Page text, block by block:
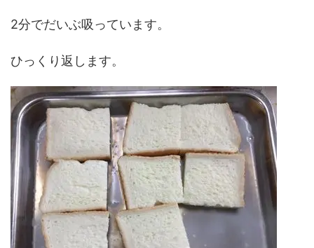
2分でだいぶ吸っています。
ひっくり返します。